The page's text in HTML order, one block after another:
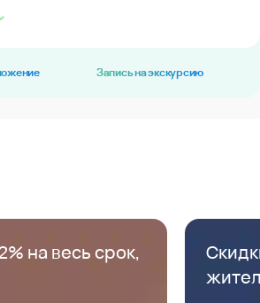
Запись на экскурсию
на весь срок,